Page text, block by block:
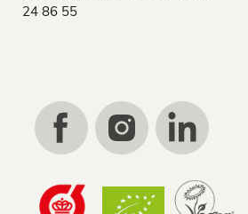
24 86 55
Find
on
Find
on